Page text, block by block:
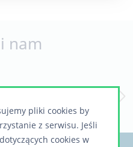
nam
pliki cookies by
z serwisu. Jeśli
cookies w